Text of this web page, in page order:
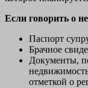
Если говорить о
Паспорт
Брачное
Документы,
отметкой о